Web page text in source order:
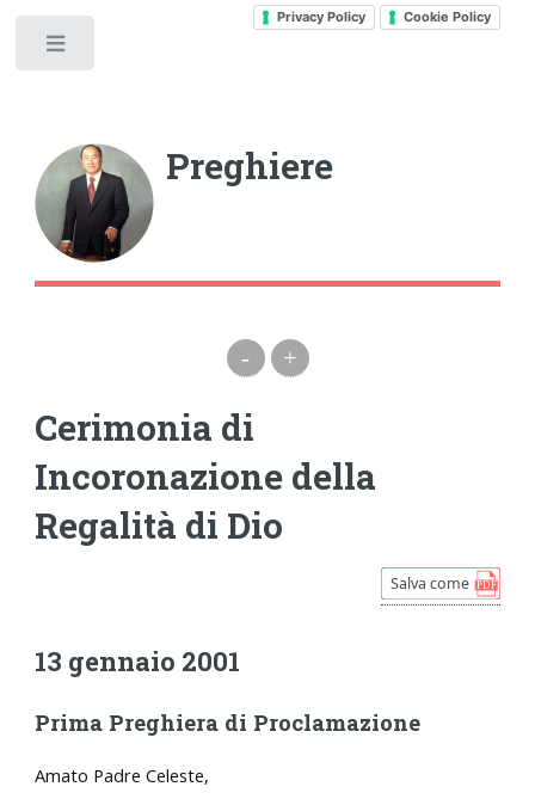
Privacy Policy Cookie Policy
Preghiere
- +
Cerimonia di
Incoronazione della
Regalità di Dio
13 gennaio 2001
Prima Preghiera di Proclamazione
Amato Padre Celeste,